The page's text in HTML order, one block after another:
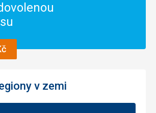
v zemi